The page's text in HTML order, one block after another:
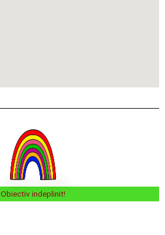
Obiectiv indeplinit!